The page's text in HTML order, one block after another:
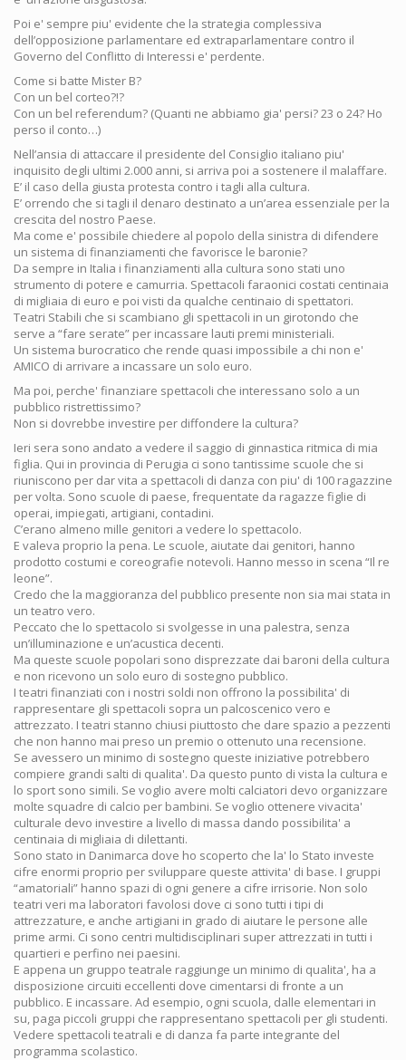
Poi e' sempre piu' evidente che la strategia complessiva
dell’opposizione parlamentare ed extraparlamentare contro il
Governo del Conflitto di Interessi e' perdente.
Come si batte Mister B?
Con un bel corteo?!?
Con un bel referendum? (Quanti ne abbiamo gia' persi? 23 o 24? Ho
perso il conto…)
Nell’ansia di attaccare il presidente del Consiglio italiano piu'
inquisito degli ultimi 2.000 anni, si arriva poi a sostenere il malaffare.
E’ il caso della giusta protesta contro i tagli alla cultura.
E’ orrendo che si tagli il denaro destinato a un’area essenziale per la
crescita del nostro Paese.
Ma come e' possibile chiedere al popolo della sinistra di difendere
un sistema di finanziamenti che favorisce le baronie?
Da sempre in Italia i finanziamenti alla cultura sono stati uno
strumento di potere e camurria. Spettacoli faraonici costati centinaia
di migliaia di euro e poi visti da qualche centinaio di spettatori.
Teatri Stabili che si scambiano gli spettacoli in un girotondo che
serve a “fare serate” per incassare lauti premi ministeriali.
Un sistema burocratico che rende quasi impossibile a chi non e'
AMICO di arrivare a incassare un solo euro.
Ma poi, perche' finanziare spettacoli che interessano solo a un
pubblico ristrettissimo?
Non si dovrebbe investire per diffondere la cultura?
Ieri sera sono andato a vedere il saggio di ginnastica ritmica di mia
figlia. Qui in provincia di Perugia ci sono tantissime scuole che si
riuniscono per dar vita a spettacoli di danza con piu' di 100 ragazzine
per volta. Sono scuole di paese, frequentate da ragazze figlie di
operai, impiegati, artigiani, contadini.
C’erano almeno mille genitori a vedere lo spettacolo.
E valeva proprio la pena. Le scuole, aiutate dai genitori, hanno
prodotto costumi e coreografie notevoli. Hanno messo in scena “Il re
leone”.
Credo che la maggioranza del pubblico presente non sia mai stata in
un teatro vero.
Peccato che lo spettacolo si svolgesse in una palestra, senza
un’illuminazione e un’acustica decenti.
Ma queste scuole popolari sono disprezzate dai baroni della cultura
e non ricevono un solo euro di sostegno pubblico.
I teatri finanziati con i nostri soldi non offrono la possibilita' di
rappresentare gli spettacoli sopra un palcoscenico vero e
attrezzato. I teatri stanno chiusi piuttosto che dare spazio a pezzenti
che non hanno mai preso un premio o ottenuto una recensione.
Se avessero un minimo di sostegno queste iniziative potrebbero
compiere grandi salti di qualita'. Da questo punto di vista la cultura e
lo sport sono simili. Se voglio avere molti calciatori devo organizzare
molte squadre di calcio per bambini. Se voglio ottenere vivacita'
culturale devo investire a livello di massa dando possibilita' a
centinaia di migliaia di dilettanti.
Sono stato in Danimarca dove ho scoperto che la' lo Stato investe
cifre enormi proprio per sviluppare queste attivita' di base. I gruppi
“amatoriali” hanno spazi di ogni genere a cifre irrisorie. Non solo
teatri veri ma laboratori favolosi dove ci sono tutti i tipi di
attrezzature, e anche artigiani in grado di aiutare le persone alle
prime armi. Ci sono centri multidisciplinari super attrezzati in tutti i
quartieri e perfino nei paesini.
E appena un gruppo teatrale raggiunge un minimo di qualita', ha a
disposizione circuiti eccellenti dove cimentarsi di fronte a un
pubblico. E incassare. Ad esempio, ogni scuola, dalle elementari in
su, paga piccoli gruppi che rappresentano spettacoli per gli studenti.
Vedere spettacoli teatrali e di danza fa parte integrante del
programma scolastico.